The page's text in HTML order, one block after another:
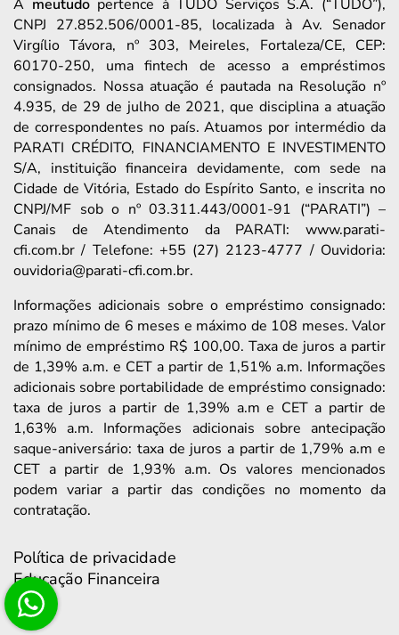
A meutudopertence à TUDO Serviços S.A. (“TUDO”),
CNPJ 27.852.506/0001-85, localizada à Av. Senador
Virgílio Távora, nº 303, Meireles, Fortaleza/CE, CEP:
60170-250, uma fintech de acesso a empréstimos
consignados. Nossa atuação é pautada na Resolução nº
4.935, de 29 de julho de 2021, que disciplina a atuação
de correspondentes no país. Atuamos por intermédio da
PARATI CRÉDITO, FINANCIAMENTO E INVESTIMENTO
S/A, instituição financeira devidamente, com sede na
Cidade de Vitória, Estado do Espírito Santo, e inscrita no
CNPJ/MF sob o nº 03.311.443/0001-91 (“PARATI”) –
Canais de Atendimento da PARATI: www.parati-
cfi.com.br / Telefone: +55 (27) 2123-4777 / Ouvidoria:
ouvidoria@parati-cfi.com.br.
Informações adicionais sobre o empréstimo consignado:
prazo mínimo de 6 meses e máximo de 108 meses. Valor
mínimo de empréstimo R$ 100,00. Taxa de juros a partir
de 1,39% a.m. e CET a partir de 1,51% a.m. Informações
adicionais sobre portabilidade de empréstimo consignado:
taxa de juros a partir de 1,39% a.m e CET a partir de
1,63% a.m. Informações adicionais sobre antecipação
saque-aniversário: taxa de juros a partir de 1,79% a.m e
CET a partir de 1,93% a.m. Os valores mencionados
podem variar a partir das condições no momento da
contratação.
Política de privacidade
Educação Financeira